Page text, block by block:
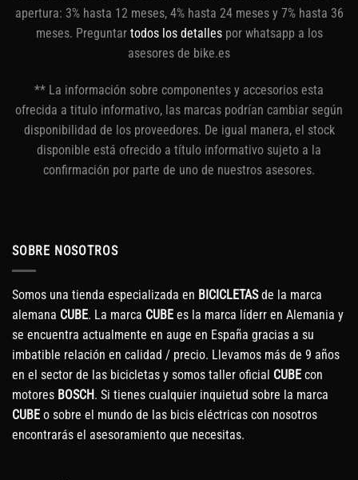
apertura: 3% hasta 12 meses, 4% hasta 24 meses y 7% hasta 36
meses. Preguntar todos los detallespor whatsapp a los
asesores de bike.es
** La información sobre componentes y accesorios esta
ofrecida a titulo informativo, las marcas podrían cambiar según
disponibilidad de los proveedores. De igual manera, el stock
disponible está ofrecido a título informativo sujeto a la
confirmación por parte de uno de nuestros asesores.
SOBRE NOSOTROS
Somos una tienda especializada en BICICLETASde la marca
alemana CUBE. La marca CUBE es la marca líderr en Alemania y
se encuentra actualmente en auge en España gracias a su
imbatible relación en calidad / precio. Llevamos más de 9 años
en el sector de las bicicletas y somos taller oficial CUBE con
motores BOSCH. Si tienes cualquier inquietud sobre la marca
CUBE o sobre el mundo de las bicis eléctricas con nosotros
encontrarás el asesoramiento que necesitas.